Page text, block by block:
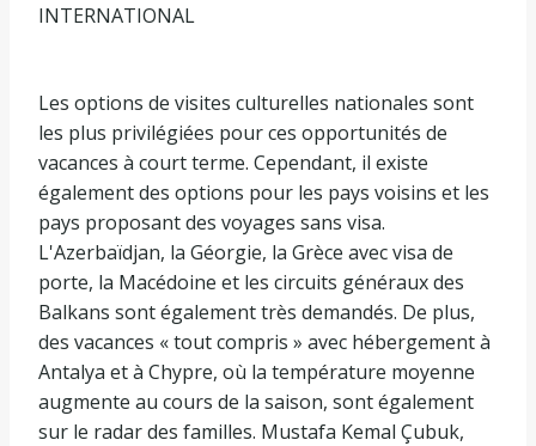
INTERNATIONAL
Les options de visites culturelles nationales sont
les plus privilégiées pour ces opportunités de
vacances à court terme. Cependant, il existe
également des options pour les pays voisins et les
pays proposant des voyages sans visa.
L'Azerbaïdjan, la Géorgie, la Grèce avec visa de
porte, la Macédoine et les circuits généraux des
Balkans sont également très demandés. De plus,
des vacances « tout compris » avec hébergement à
Antalya et à Chypre, où la température moyenne
augmente au cours de la saison, sont également
sur le radar des familles. Mustafa Kemal Çubuk,